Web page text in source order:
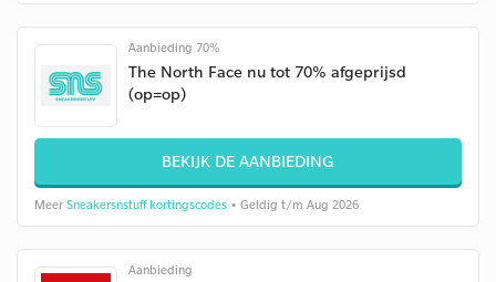
Aanbieding 70%
The North Face nu tot 70% afgeprijsd
(op=op)
BEKIJK DE AANBIEDING
Meer Sneakersnstuff kortingscodes • Geldig t/m Aug 2026
Aanbieding